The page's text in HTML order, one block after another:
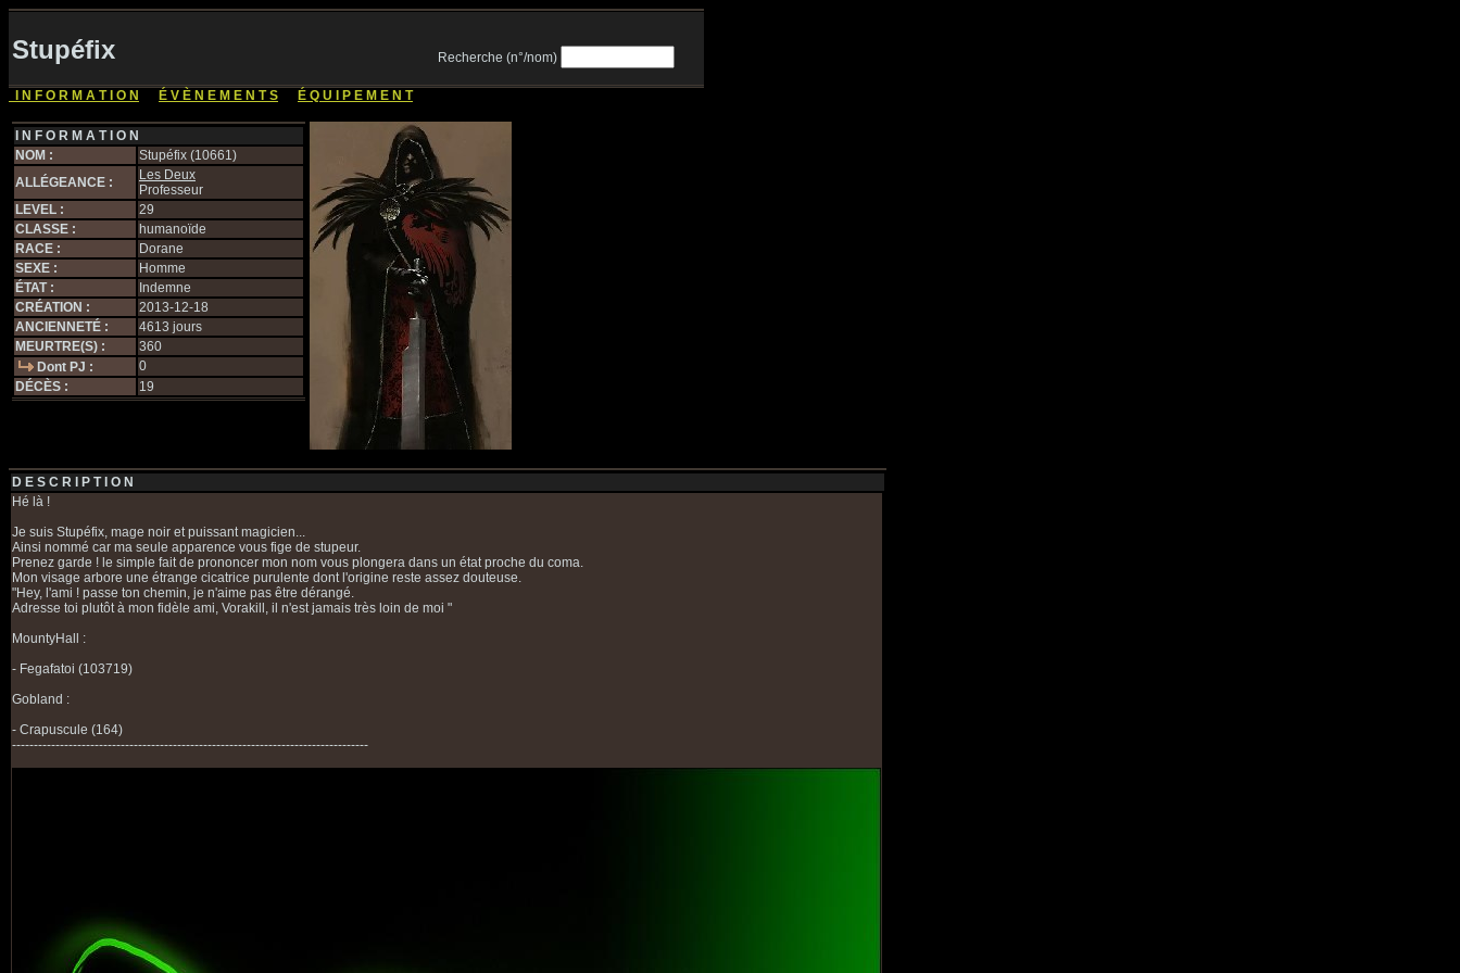
Stupéfix Recherche (n°/nom)
I N F O R M A T I O N É V È N E M E N T S É Q U I P E M E N T
I N F O R M A T I O N
NOM :
Stupéfix (10661)
ALLÉGEANCE :
Les Deux
Professeur
LEVEL :
29
CLASSE :
humanoïde
RACE :
Dorane
SEXE :
Homme
ÉTAT :
Indemne
CRÉATION :
2013-12-18
ANCIENNETÉ :
4613 jours
MEURTRE(S) :
360
Dont PJ :
0
DÉCÈS :
19
D E S C R I P T I O N
Hé là !
Je suis Stupéfix, mage noir et puissant magicien...
Ainsi nommé car ma seule apparence vous fige de stupeur.
Prenez garde ! le simple fait de prononcer mon nom vous plongera dans un état proche du coma.
Mon visage arbore une étrange cicatrice purulente dont l'origine reste assez douteuse.
"Hey, l'ami ! passe ton chemin, je n'aime pas être dérangé.
Adresse toi plutôt à mon fidèle ami, Vorakill, il n'est jamais très loin de moi "
MountyHall :
- Fegafatoi (103719)
Gobland :
- Crapuscule (164)
----------------------------------------------------------------------------------